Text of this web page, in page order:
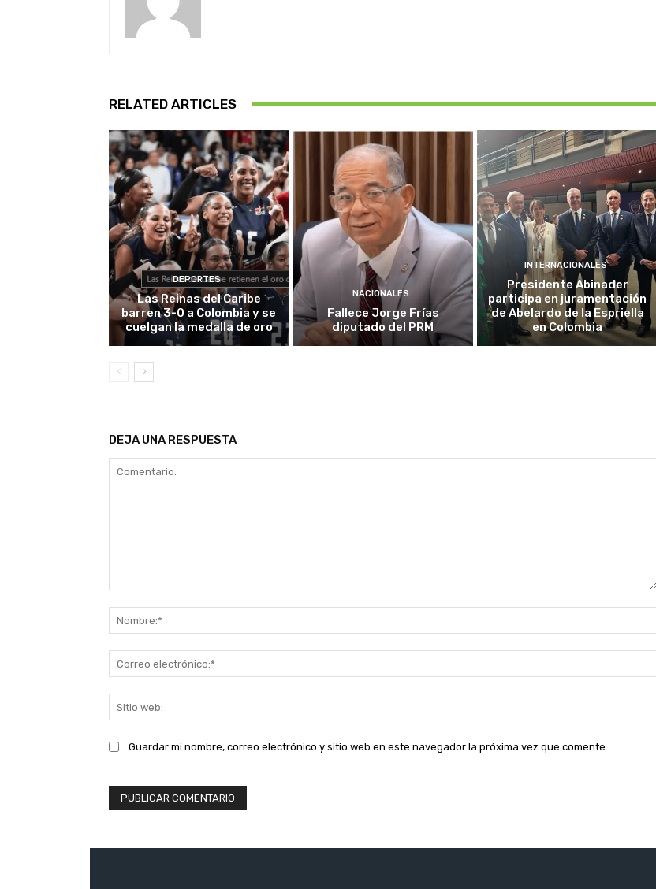
RELATED ARTICLES
DEPORTES
Las Reinas del Caribe
barren 3-0 a Colombia y se
cuelgan la medalla de oro
NACIONALES
Fallece Jorge Frías
diputado del PRM
INTERNACIONALES
Presidente Abinader
participa en juramentación
de Abelardo de la Espriella
en Colombia
DEJA UNA RESPUESTA
Guardar mi nombre, correo electrónico y sitio web en este navegador la próxima vez que comente.